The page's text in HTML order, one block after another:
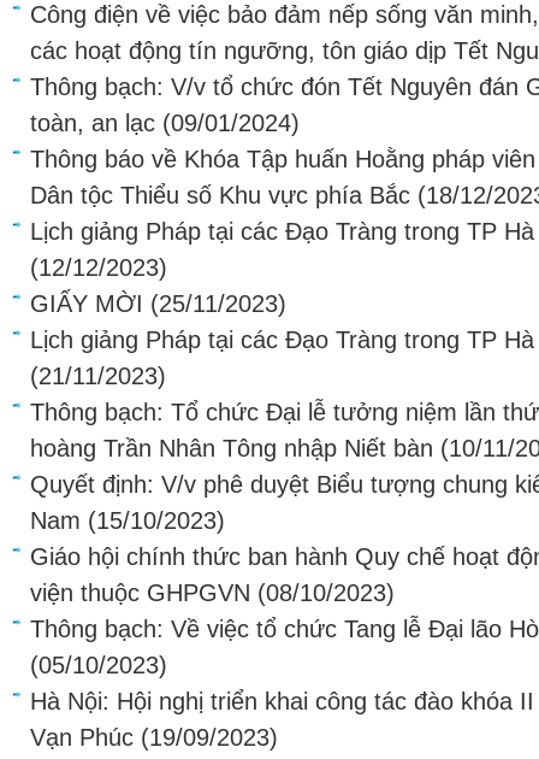
Công điện về việc bảo đảm nếp sống văn
các hoạt động tín ngưỡng, tôn giáo dịp Tết
Thông bạch: V/v tổ chức đón Tết Nguyên đán
toàn, an lạc (09/01/2024)
Thông báo về Khóa Tập huấn Hoằng pháp
Dân tộc Thiểu số Khu vực phía Bắc (18/12/
Lịch giảng Pháp tại các Đạo Tràng trong TP
(12/12/2023)
GIẤY MỜI (25/11/2023)
Lịch giảng Pháp tại các Đạo Tràng trong TP
(21/11/2023)
Thông bạch: Tổ chức Đại lễ tưởng niệm lần
hoàng Trần Nhân Tông nhập Niết bàn (10/11/
Quyết định: V/v phê duyệt Biểu tượng chung
Nam (15/10/2023)
Giáo hội chính thức ban hành Quy chế hoạt
viện thuộc GHPGVN (08/10/2023)
Thông bạch: Về việc tổ chức Tang lễ Đại lão
(05/10/2023)
Hà Nội: Hội nghị triển khai công tác đào khóa
Vạn Phúc (19/09/2023)